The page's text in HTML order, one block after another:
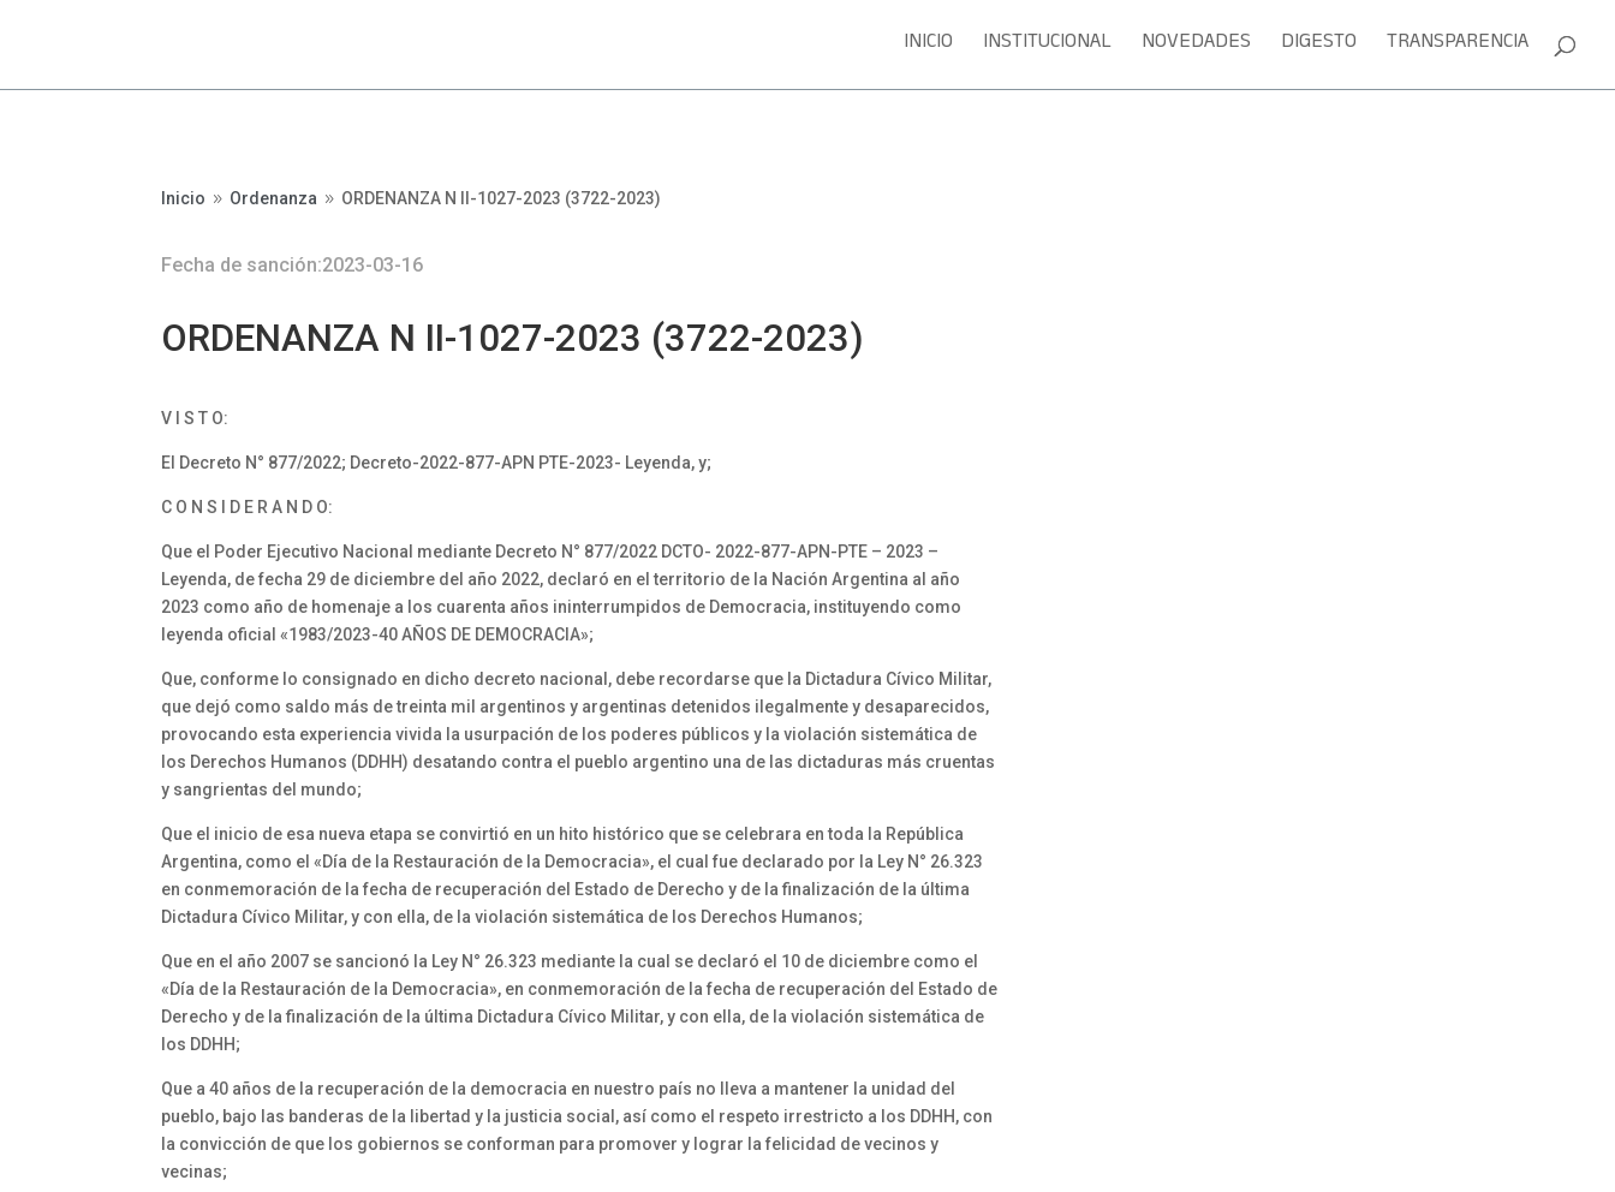
INICIO INSTITUCIONAL NOVEDADES DIGESTO TRANSPARENCIA
Inicio 9 Ordenanza 9 ORDENANZA N II-1027-2023 (3722-2023)
Fecha de sanción:2023-03-16
ORDENANZA N II-1027-2023 (3722-2023)
V I S T O:
El Decreto N° 877/2022; Decreto-2022-877-APN PTE-2023- Leyenda, y;
C O N S I D E R A N D O:
Que el Poder Ejecutivo Nacional mediante Decreto N° 877/2022 DCTO- 2022-877-APN-PTE – 2023 –
Leyenda, de fecha 29 de diciembre del año 2022, declaró en el territorio de la Nación Argentina al año
2023 como año de homenaje a los cuarenta años ininterrumpidos de Democracia, instituyendo como
leyenda oficial «1983/2023-40 AÑOS DE DEMOCRACIA»;
Que, conforme lo consignado en dicho decreto nacional, debe recordarse que la Dictadura Cívico Militar,
que dejó como saldo más de treinta mil argentinos y argentinas detenidos ilegalmente y desaparecidos,
provocando esta experiencia vivida la usurpación de los poderes públicos y la violación sistemática de
los Derechos Humanos (DDHH) desatando contra el pueblo argentino una de las dictaduras más cruentas
y sangrientas del mundo;
Que el inicio de esa nueva etapa se convirtió en un hito histórico que se celebrara en toda la República
Argentina, como el «Día de la Restauración de la Democracia», el cual fue declarado por la Ley N° 26.323
en conmemoración de la fecha de recuperación del Estado de Derecho y de la finalización de la última
Dictadura Cívico Militar, y con ella, de la violación sistemática de los Derechos Humanos;
Que en el año 2007 se sancionó la Ley N° 26.323 mediante la cual se declaró el 10 de diciembre como el
«Día de la Restauración de la Democracia», en conmemoración de la fecha de recuperación del Estado de
Derecho y de la finalización de la última Dictadura Cívico Militar, y con ella, de la violación sistemática de
los DDHH;
Que a 40 años de la recuperación de la democracia en nuestro país no lleva a mantener la unidad del
pueblo, bajo las banderas de la libertad y la justicia social, así como el respeto irrestricto a los DDHH, con
la convicción de que los gobiernos se conforman para promover y lograr la felicidad de vecinos y
vecinas;